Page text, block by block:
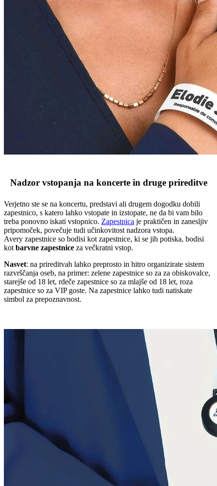
Nadzor vstopanja na koncerte in druge prireditve
Verjetno ste se na koncertu, predstavi ali drugem dogodku dobili
zapestnico, s katero lahko vstopate in izstopate, ne da bi vam bilo
treba ponovno iskati vstopnico. Zapestnica je praktičen in zanesljiv
pripomoček, povečuje tudi učinkovitost nadzora vstopa.
Avery zapestnice so bodisi kot zapestnice, ki se jih potiska, bodisi
kot barvne zapestnice za večkratni vstop.
Nasvet: na prireditvah lahko preprosto in hitro organizirate sistem
razvrščanja oseb, na primer: zelene zapestnice so za za obiskovalce,
starejše od 18 let, rdeče zapestnice so za mlajše od 18 let, roza
zapestnice so za VIP goste. Na zapestnice lahko tudi natiskate
simbol za prepoznavnost.